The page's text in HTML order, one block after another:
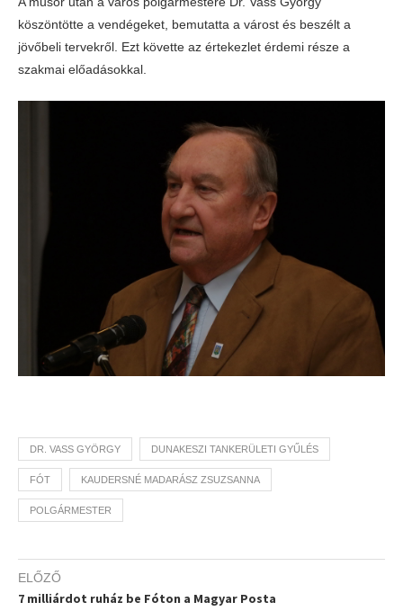
köszöntötte a vendégeket, bemutatta a várost és beszélt a
jövőbeli tervekről. Ezt követte az értekezlet érdemi része a
szakmai előadásokkal.
DR. VASS GYÖRGY DUNAKESZI TANKERÜLETI GYŰLÉS
FÓT KAUDERSNÉ MADARÁSZ ZSUZSANNA
POLGÁRMESTER
ELŐZŐ
7 milliárdot ruház be Fóton a Magyar Posta